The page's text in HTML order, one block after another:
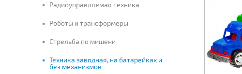
Радиоуправляемая техника
Роботы и трансформеры
Стрельба по мишени
Техника заводная, на батарейках и
без механизмов